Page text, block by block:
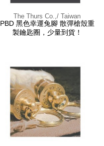
The Thurs Co.,/ Taiwan
PBD 黑色幸運兔腳 散彈槍殼重
製鑰匙圈，少量到貨！